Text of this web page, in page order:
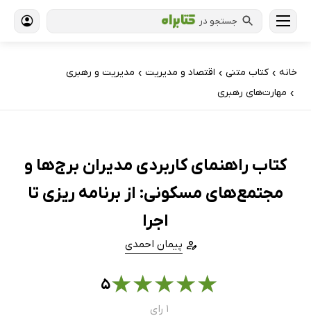
جستجو در
خانه › کتاب‌ متنی › اقتصاد و مدیریت › مدیریت و رهبری
› مهارت‌های رهبری
کتاب راهنمای کاربردی مدیران برج‌ها و
مجتمع‌های مسکونی: از برنامه ریزی تا
اجرا
پیمان احمدی
★
★
★
★
★۵
۱ رای